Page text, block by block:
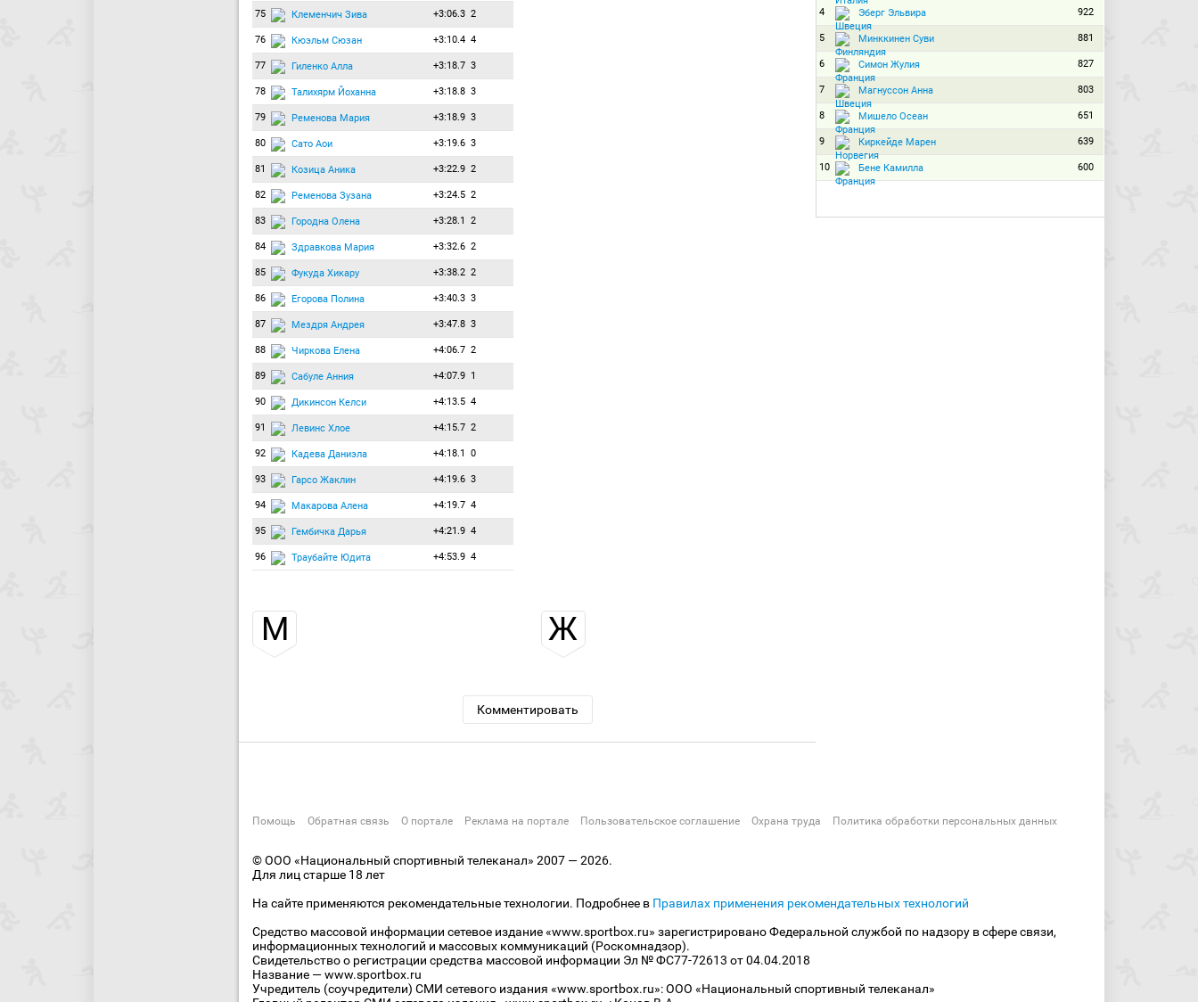
75 Клеменчич Зива +3:06.3 2
76 Кюэльм Сюзан +3:10.4 4
77 Гиленко Алла +3:18.7 3
78 Талихярм Йоханна +3:18.8 3
79 Ременова Мария +3:18.9 3
80 Сато Аои +3:19.6 3
81 Козица Аника +3:22.9 2
82 Ременова Зузана +3:24.5 2
83 Городна Олена +3:28.1 2
84 Здравкова Мария +3:32.6 2
85 Фукуда Хикару +3:38.2 2
86 Егорова Полина +3:40.3 3
87 Мездря Андрея +3:47.8 3
88 Чиркова Елена +4:06.7 2
89 Сабуле Анния +4:07.9 1
90 Дикинсон Келси +4:13.5 4
91 Левинс Хлое +4:15.7 2
92 Кадева Даниэла +4:18.1 0
93 Гарсо Жаклин +4:19.6 3
94 Макарова Алена +4:19.7 4
95 Гембичка Дарья +4:21.9 4
96 Траубайте Юдита +4:53.9 4
М Ж
Комментировать
4 Эберг Эльвира 922
5 Минккинен Суви 881
6 Симон Жулия 827
7 Магнуссон Анна 803
8 Мишело Осеан 651
9 Киркейде Марен 639
10 Бене Камилла 600
Помощь Обратная связь О портале Реклама на портале Пользовательское соглашение Охрана труда Политика обработки персональных данных
© ООО «Национальный спортивный телеканал» 2007 — 2026.
Для лиц старше 18 лет
На сайте применяются рекомендательные технологии. Подробнее в Правилах применения рекомендательных технологий
Средство массовой информации сетевое издание «www.sportbox.ru» зарегистрировано Федеральной службой по надзору в сфере связи,
информационных технологий и массовых коммуникаций (Роскомнадзор).
Свидетельство о регистрации средства массовой информации Эл № ФС77-72613 от 04.04.2018
Название — www.sportbox.ru
Учредитель (соучредители) СМИ сетевого издания «www.sportbox.ru»: ООО «Национальный спортивный телеканал»